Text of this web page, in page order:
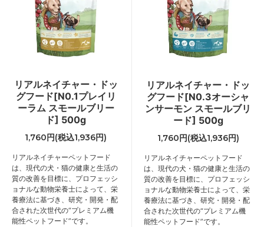
リアルネイチャー・ドッ
グフード[N0.1プレイリ
ーラム スモールブリー
ド] 500g
1,760円(税込1,936円)
リアルネイチャーペットフード
は、現代の犬・猫の健康と生活の
質の改善を目標に、プロフェッシ
ョナルな動物栄養士によって、栄
養療法に基づき、研究・開発・配
合された次世代の“プレミアム機
能性ペットフード”です。
リアルネイチャー・ドッ
グフード[N0.3オーシャ
ンサーモン スモールブリ
ード] 500g
1,760円(税込1,936円)
リアルネイチャーペットフード
は、現代の犬・猫の健康と生活の
質の改善を目標に、プロフェッシ
ョナルな動物栄養士によって、栄
養療法に基づき、研究・開発・配
合された次世代の“プレミアム機
能性ペットフード”です。